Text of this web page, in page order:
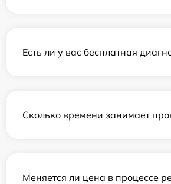
Есть ли у вас бесплатная
Сколько времени занимает
Меняется ли цена в процессе